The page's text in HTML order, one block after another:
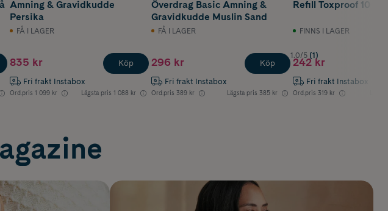
Amning & Gravidkudde
Persika
FÅ I LAGER
835 kr
Fri frakt Instabox
Ord.pris 1 099 kr Lägsta pris 1 088 kr
Köp
Överdrag Basic Amning &
Gravidkudde Muslin Sand
FÅ I LAGER
296 kr
Fri frakt Instabox
Ord.pris 389 kr Lägsta pris 385 kr
Köp
Refill Toxproof 10
FINNS I LAGER
1.0/5 (1)
242 kr
Fri frakt Instabox
Ord.pris 319 kr